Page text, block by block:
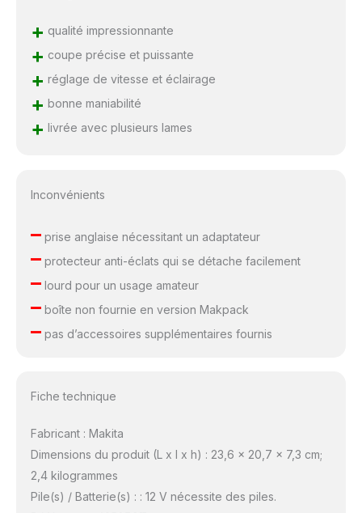
+ qualité impressionnante
+ coupe précise et puissante
+ réglage de vitesse et éclairage
+ bonne maniabilité
+ livrée avec plusieurs lames
Inconvénients
–prise anglaise nécessitant un adaptateur
–protecteur anti-éclats qui se détache facilement
–lourd pour un usage amateur
–boîte non fournie en version Makpack
–pas d’accessoires supplémentaires fournis
Fiche technique
Fabricant : Makita
Dimensions du produit (L x l x h) : 23,6 x 20,7 x 7,3 cm;
2,4 kilogrammes
Pile(s) / Batterie(s) : : 12 V nécessite des piles.